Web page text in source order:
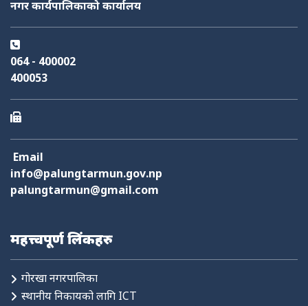
नगर कार्यपालिकाको कार्यालय
064 - 400002
400053
Email
info@palungtarmun.gov.np
palungtarmun@gmail.com
महत्त्वपूर्ण लिंकहरु
गोरखा नगरपालिका
स्थानीय निकायको लागि ICT